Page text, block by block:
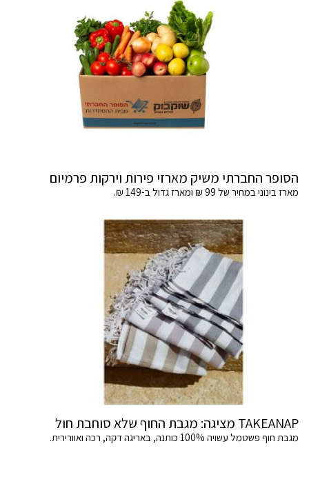
הסופר החברתי משיק מארזי פירות וירקות פרמיום
מארז בינוני במחיר של 99 ₪ ומארז גדול ב-149 ₪.
TAKEANAP מציגה: מגבת החוף שלא סוחבת חול
מגבת חוף פשטמל עשויה 100% כותנה, באריגה דקה, רכה ואוורירית.